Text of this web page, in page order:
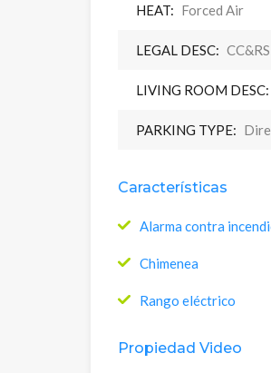
HEAT: Forced Air
LEGAL DESC: CC&RS
LIVING ROOM DESC:
PARKING TYPE:
Características
Alarma contra
Chimenea
Rango eléctrico
Propiedad Video